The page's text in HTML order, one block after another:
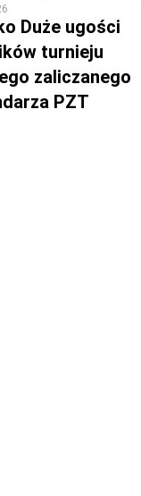
Duże ugości
turnieju
zaliczanego
PZT